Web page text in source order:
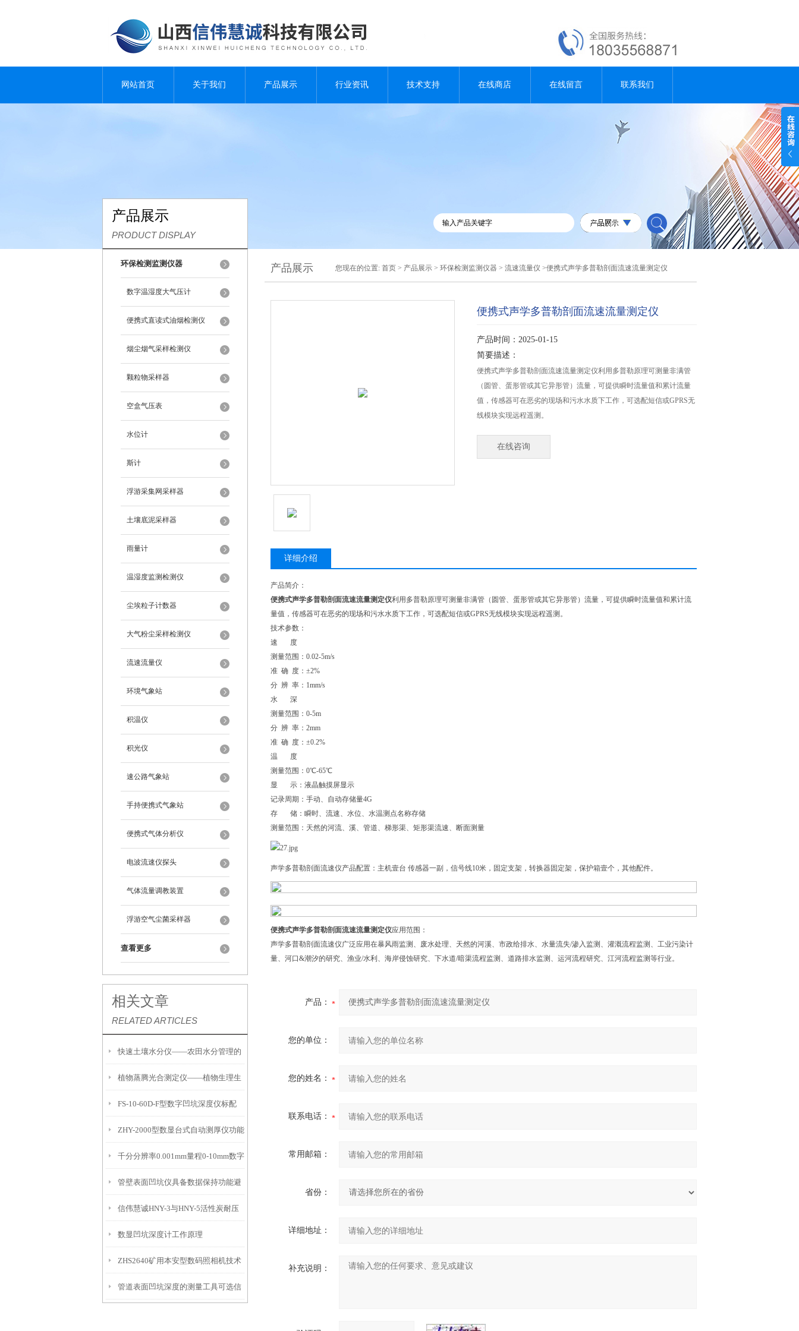
网站首页 关于我们 产品展示 行业资讯 技术支持 在线商店 在线留言 联系我们
产品展示
PRODUCT DISPLAY
环保检测监测仪器
数字温湿度大气压计
便携式直读式油烟检测仪
烟尘烟气采样检测仪
颗粒物采样器
空盒气压表
水位计
斯计
浮游采集网采样器
土壤底泥采样器
雨量计
温湿度监测检测仪
尘埃粒子计数器
大气粉尘采样检测仪
流速流量仪
环境气象站
积温仪
积光仪
速公路气象站
手持便携式气象站
便携式气体分析仪
电波流速仪探头
气体流量调教装置
浮游空气尘菌采样器
查看更多
相关文章
RELATED ARTICLES
快速土壤水分仪——农田水分管理的
便携式检测工具
植物蒸腾光合测定仪——植物生理生
态的实时监测设备
FS-10-60D-F型数字凹坑深度仪标配
IP54级表头分辨率0.01mm量程
10mm！
ZHY-2000型数显台式自动测厚仪功能
特点
千分分辨率0.001mm量程0-10mm数字
埋头度仪技术参数！
管壁表面凹坑仪具备数据保持功能避
免测试过程中测针移动导致数据变动
信伟慧诚HNY-3与HNY-5活性炭耐压
强度测定仪技术参数！
数显凹坑深度计工作原理
ZHS2640矿用本安型数码照相机技术
参数！
管道表面凹坑深度的测量工具可选信
产品展示 您现在的位置: 首页 > 产品展示 > 环保检测监测仪器 > 流速流量仪 >便携式声学多普勒剖面流速流量测定仪
便携式声学多普勒剖面流速流量测定仪
产品时间：2025-01-15
简要描述：
便携式声学多普勒剖面流速流量测定仪利用多普勒原理可测量非满管
（圆管、蛋形管或其它异形管）流量，可提供瞬时流量值和累计流量
值，传感器可在恶劣的现场和污水水质下工作，可选配短信或GPRS无
线模块实现远程遥测。
在线咨询
详细介绍
产品简介：
便携式声学多普勒剖面流速流量测定仪利用多普勒原理可测量非满管（圆管、蛋形管或其它异形管）流量，可提供瞬时流量值和累计流
量值，传感器可在恶劣的现场和污水水质下工作，可选配短信或GPRS无线模块实现远程遥测。
技术参数：
速 度
测量范围：0.02-5m/s
准 确 度：±2%
分 辨 率：1mm/s
水 深
测量范围：0-5m
分 辨 率：2mm
准 确 度：±0.2%
温 度
测量范围：0℃-65℃
显 示：液晶触摸屏显示
记录周期：手动、自动存储量4G
存 储：瞬时、流速、水位、水温测点名称存储
测量范围：天然的河流、溪、管道、梯形渠、矩形渠流速、断面测量
声学多普勒剖面流速仪产品配置：主机壹台 传感器一副，信号线10米，固定支架，转换器固定架，保护箱壹个，其他配件。
便携式声学多普勒剖面流速流量测定仪应用范围：
声学多普勒剖面流速仪广泛应用在暴风雨监测、废水处理、天然的河溪、市政给排水、水量流失/渗入监测、灌溉流程监测、工业污染计
量、河口&潮汐的研究、渔业/水利、海岸侵蚀研究、下水道/暗渠流程监测、道路排水监测、运河流程研究、江河流程监测等行业。
产品：
您的单位：
您的姓名：
联系电话：
常用邮箱：
省份：
详细地址：
补充说明：